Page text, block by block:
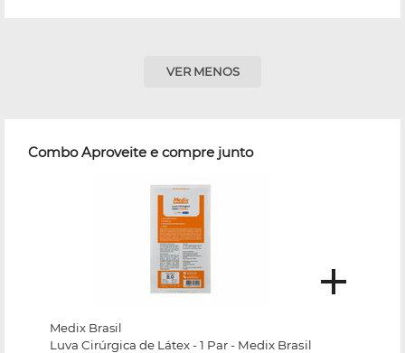
VER MENOS
Combo Aproveite e compre junto
Medix Brasil
Luva Cirúrgica de Látex - 1 Par - Medix Brasil